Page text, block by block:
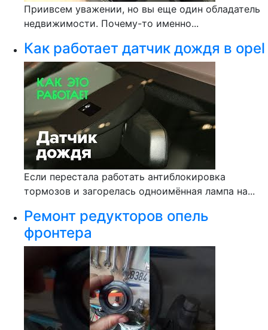
Приивсем уважении, но вы еще один обладатель
недвижимости. Почему-то именно...
Как работает датчик дождя в opel
Если перестала работать антиблокировка
тормозов и загорелась одноимённая лампа на...
Ремонт редукторов опель
фронтера